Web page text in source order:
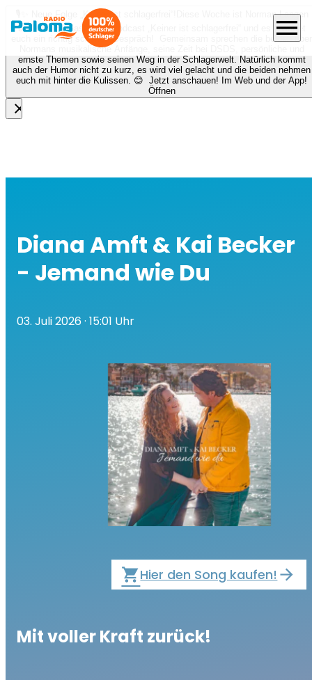
🎙️✨ Neue Folge „Keiner ist schlagerfrei“!
Diese Woche ist Norman Langen
bei Nora zu Gast beim Podcast „Keiner ist schlagerfrei“ und es erwartet
euch ein richtig schönes Gespräch! Gemeinsam sprechen die beiden über
Normans musikalische Anfänge, seine Zeit bei DSDS, persönliche und
ernste Themen sowie seinen Weg in der Schlagerwelt. Natürlich kommt
auch der Humor nicht zu kurz, es wird viel gelacht und die beiden nehmen
euch mit hinter die Kulissen. 😊 Jetzt anschauen! Im Web und der App!
Öffnen
close
menu
Diana Amft & Kai Becker
- Jemand wie Du
03. Juli 2026 · 15:01 Uhr
local_grocery_storeHier den Song kaufen!
Mit voller Kraft zurück!